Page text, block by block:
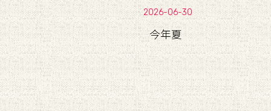
2026-06-30
今年夏